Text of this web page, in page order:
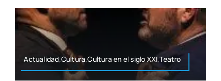
Actualidad,Cultura,Cultura en el siglo XXI,Teatro